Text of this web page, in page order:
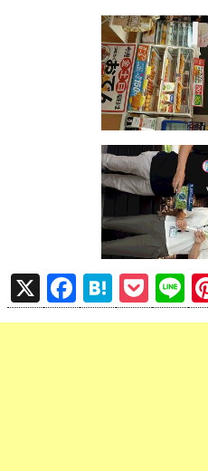
X
F
a
H
at
P
o
Li
n